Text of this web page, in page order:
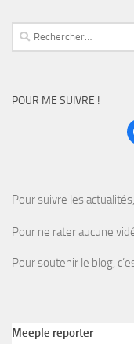
Rechercher :
POUR ME SUIVRE !
Pour suivre les
Pour ne rater aucune
Pour soutenir le blog,
Meeple reporter